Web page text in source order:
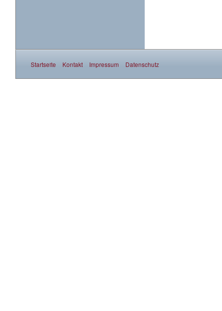
Startseite Kontakt Impressum Datenschutz